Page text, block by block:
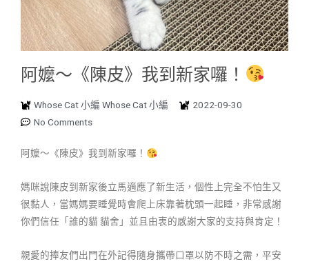
阿嬤～《陳皮》我到新家囉！
Whose Cat 小編 Whose Cat 小編
2022-09-30
No Comments
阿嬤～《陳皮》我到新家囉！
媽咪說陳皮到新家後立馬適應了新生活，個性上完全不怕生又
很黏人，當媽媽要睡覺時會爬上床靠著枕頭一起睡，非常感謝
你們信任「誰的貓 貓舍」並且由衷的感謝大家的支持與肯定！
親愛的捧友們出門在外記得隨身攜帶口罩以防不時之需，平安